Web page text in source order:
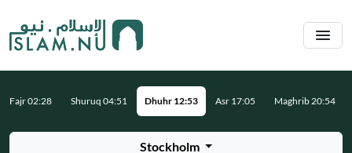
Stockholm
Fajr 02:28 Shuruq 04:51 Dhuhr 12:53 Asr 17:05 Maghrib 20:54